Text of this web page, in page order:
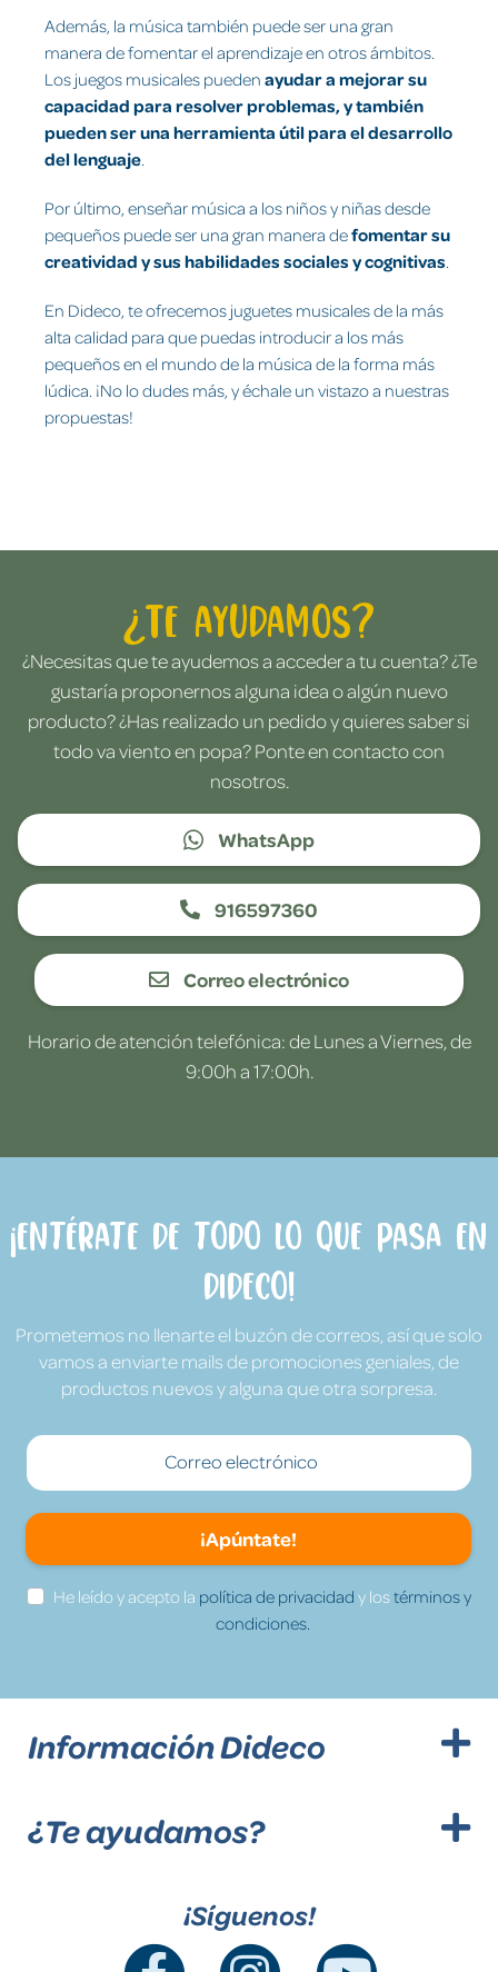
Además, la música también puede ser una gran
manera de fomentar el aprendizaje en otros ámbitos.
Los juegos musicales pueden ayudar a mejorar su
capacidad para resolver problemas, y también
pueden ser una herramienta útil para el desarrollo
del lenguaje
Por último, enseñar música a los niños y niñas desde
pequeños puede ser una gran manera defomentar su
creatividad y sus habilidades sociales y cognitivas
En Dideco, te ofrecemos juguetes musicales de la más
alta calidad para que puedas introducir a los más
pequeños en el mundo de la música de la forma más
lúdica. ¡No lo dudes más, y échale un vistazo a nuestras
propuestas!
¿Te ayudamos?
¿Necesitas que te ayudemos a acceder a tu cuenta? ¿Te
gustaría proponernos alguna idea o algún nuevo
producto? ¿Has realizado un pedido y quieres saber si
todo va viento en popa? Ponte en contacto con
nosotros.
WhatsApp
916597360
Correo electrónico
Horario de atención telefónica: de Lunes a Viernes, de
9:00h a 17:00h.
¡Entérate de todo lo que pasa en
Dideco!
Prometemos no llenarte el buzón de correos, así que solo
vamos a enviarte mails de promociones geniales, de
productos nuevos y alguna que otra sorpresa.
¡Apúntate!
He leído y acepto la política de privacidad y lostérminos y
condiciones.
Información Dideco
¿Te ayudamos?
¡Síguenos!